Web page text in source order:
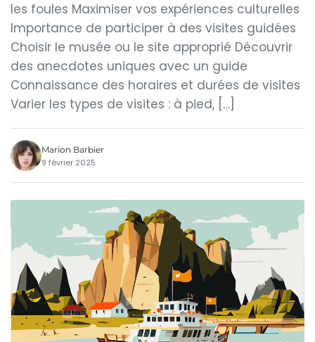
les foules Maximiser vos expériences culturelles
Importance de participer à des visites guidées
Choisir le musée ou le site approprié Découvrir
des anecdotes uniques avec un guide
Connaissance des horaires et durées de visites
Varier les types de visites : à pied, […]
Marion Barbier
9 février 2025